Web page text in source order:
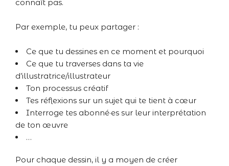
connaît pas.
Par exemple, tu peux partager :
Ce que tu dessines en ce moment et pourquoi
Ce que tu traverses dans ta vie
d’illustratrice/illustrateur
Ton processus créatif
Tes réflexions sur un sujet qui te tient à cœur
Interroge tes abonné·es sur leur interprétation
de ton œuvre
…
Pour chaque dessin, il y a moyen de créer